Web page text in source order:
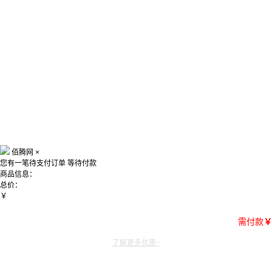
佰腾网 ×
您有一笔待支付订单 等待付款
商品信息：
总价：
￥
需付款￥
了解更多优惠~